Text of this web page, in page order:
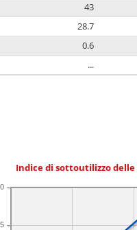
43
28.7
0.6
...
Indice di sottoutilizzo